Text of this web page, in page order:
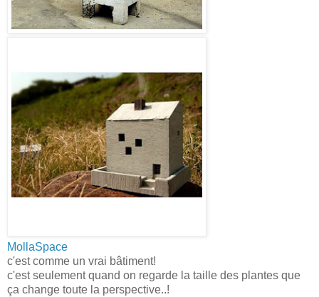
MollaSpace
c'est comme un vrai bâtiment!
c'est seulement quand on regarde la taille des plantes que
ça change toute la perspective..!